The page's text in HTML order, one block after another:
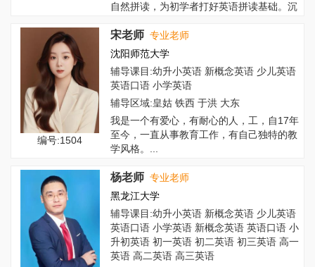
自然拼读，为初学者打好英语拼读基础。沉
编号:1504
宋老师 专业老师
沈阳师范大学
辅导课目:幼升小英语 新概念英语 少儿英语
英语口语 小学英语
辅导区域:皇姑 铁西 于洪 大东
我是一个有爱心，有耐心的人，工，自17年
至今，一直从事教育工作，有自己独特的教
学风格。...
杨老师 专业老师
黑龙江大学
辅导课目:幼升小英语 新概念英语 少儿英语
英语口语 小学英语 新概念英语 英语口语 小
升初英语 初一英语 初二英语 初三英语 高一
英语 高二英语 高三英语